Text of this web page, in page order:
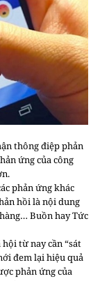
thông điệp phản
ứng của công
phản ứng khác
hồi là nội dung
Buồn hay Tức
từ nay cần “sát
đem lại hiệu quả
phản ứng của